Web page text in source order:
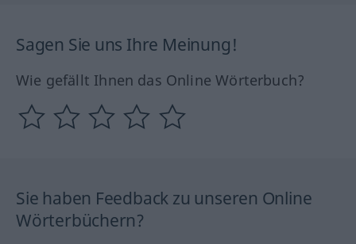
Sagen Sie uns Ihre Meinung!
Wie gefällt Ihnen das Online Wörterbuch?
Sie haben Feedback zu unseren Online
Wörterbüchern?